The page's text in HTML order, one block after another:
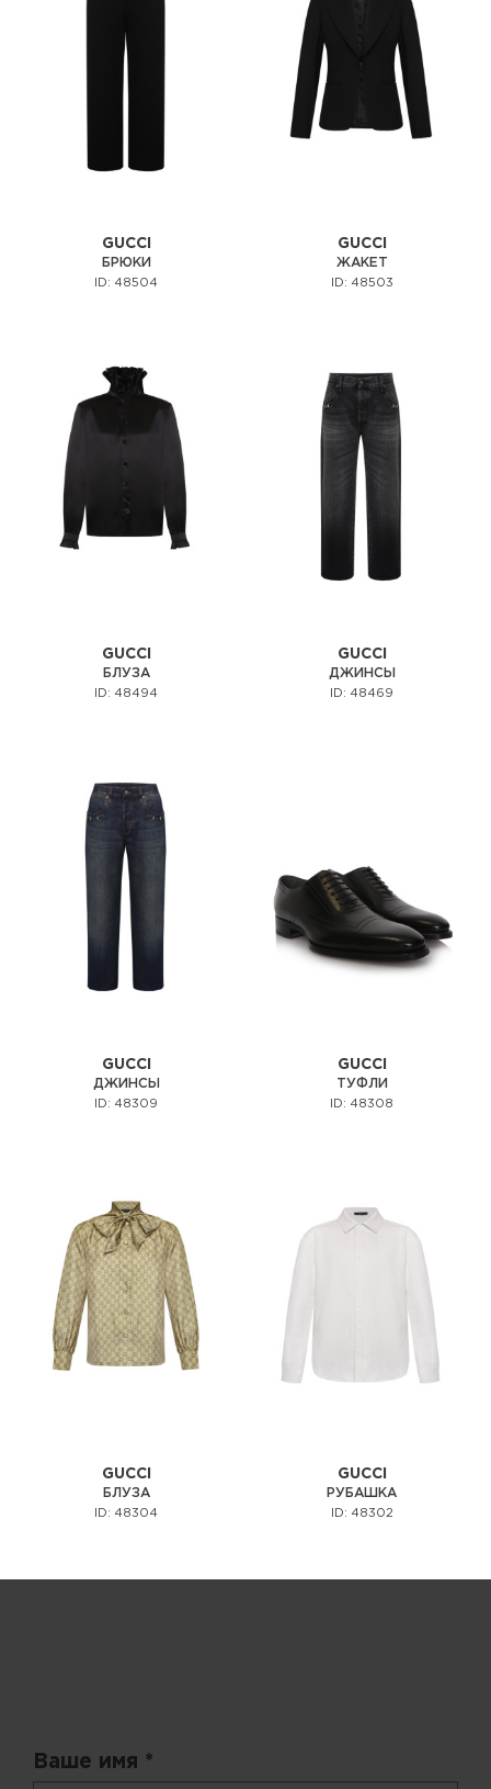
GUCCI
БРЮКИ
ID: 48504
GUCCI
ЖАКЕТ
ID: 48503
GUCCI
БЛУЗА
ID: 48494
GUCCI
ДЖИНСЫ
ID: 48469
GUCCI
ДЖИНСЫ
ID: 48309
GUCCI
ТУФЛИ
ID: 48308
GUCCI
БЛУЗА
ID: 48304
GUCCI
РУБАШКА
ID: 48302
Ваше имя *